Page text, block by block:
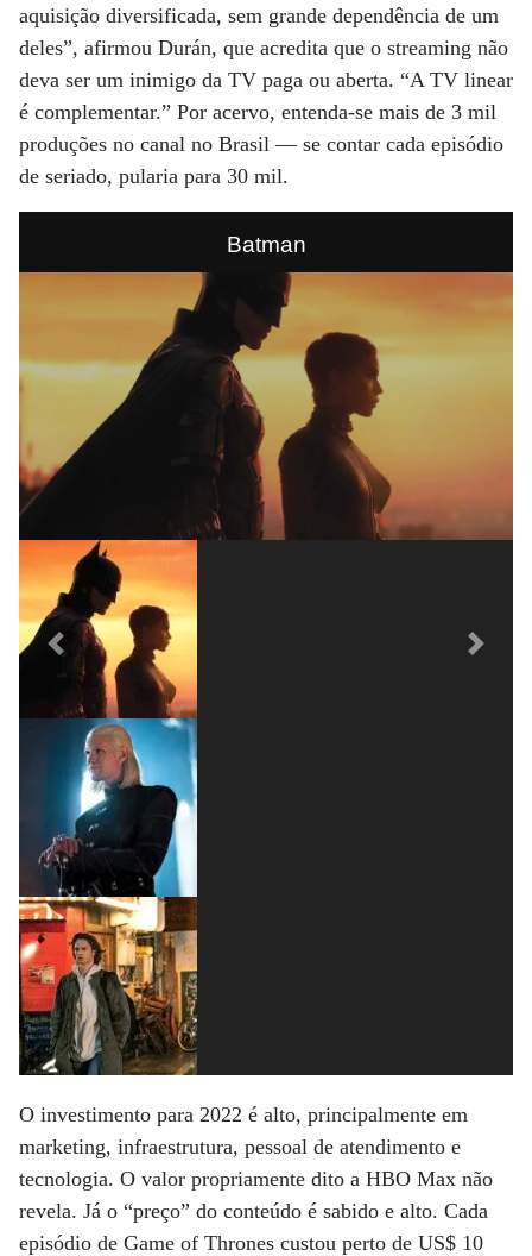
aquisição diversificada, sem grande dependência de um
deles”, afirmou Durán, que acredita que o streaming não
deva ser um inimigo da TV paga ou aberta. “A TV linear
é complementar.” Por acervo, entenda-se mais de 3 mil
produções no canal no Brasil — se contar cada episódio
de seriado, pularia para 30 mil.
Batman
Previous Next
O investimento para 2022 é alto, principalmente em
marketing, infraestrutura, pessoal de atendimento e
tecnologia. O valor propriamente dito a HBO Max não
revela. Já o “preço” do conteúdo é sabido e alto. Cada
episódio de Game of Thrones custou perto de US$ 10